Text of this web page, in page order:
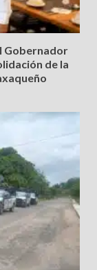
Gobernador
de la